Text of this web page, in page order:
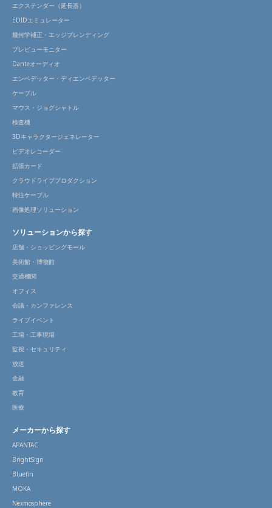
エクステンダー（延長器）
EDIDエミュレーター
幾何学補正・エッジブレンディング
プレビューモニター
Danteオーディオ
エンベデッター・ディエンベデッター
ケーブル
マウス・ジョグシャトル
検査機
3Dキャラクタージェネレーター
ビデオレコーダー
拡張カード
クラウドライブプロダクション
特注ケーブル
画像処理ソリューション
ソリューションから探す
店舗・ショッピングモール
美術館・博物館
交通機関
オフィス
会議・カンファレンス
ライブイベント
工場・工事現場
監視・セキュリティ
放送
金融
教育
医療
メーカーから探す
APANTAC
BrightSign
Bluefin
MOKA
Nexmosphere